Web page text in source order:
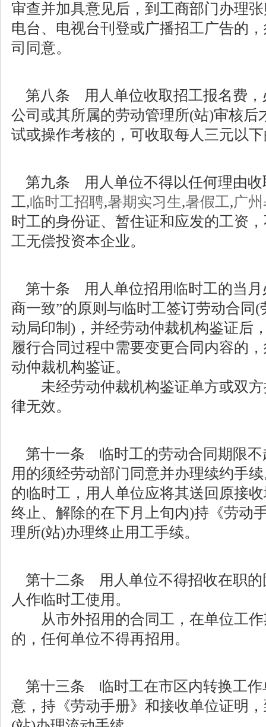
审查并加具意见后，到工商部门办理
电台、电视台刊登或广播招工广告的
司同意。
第八条 用人单位收取招工报名费，
公司或其所属的劳动管理所(站)审核后
试或操作考核的，可收取每人三元以
第九条 用人单位不得以任何理由收
工,临时工招聘,暑期实习生,暑假工,广
时工的身份证、暂住证和应发的工资
工无偿投资本企业。
第十条 用人单位招用临时工的当月
商一致”的原则与临时工签订劳动合同
动局印制)，并经劳动仲裁机构鉴证后
履行合同过程中需要变更合同内容的
动仲裁机构鉴证。
未经劳动仲裁机构鉴证单方或双方
律无效。
第十一条 临时工的劳动合同期限不
用的须经劳动部门同意并办理续约手
的临时工，用人单位应将其送回原接
终止、解除的在下月上旬内)持《劳动
理所(站)办理终止用工手续。
第十二条 用人单位不得招收在职的
人作临时工使用。
从市外招用的合同工，在单位工作
的，任何单位不得再招用。
第十三条 临时工在市区内转换工作
意，持《劳动手册》和接收单位证明